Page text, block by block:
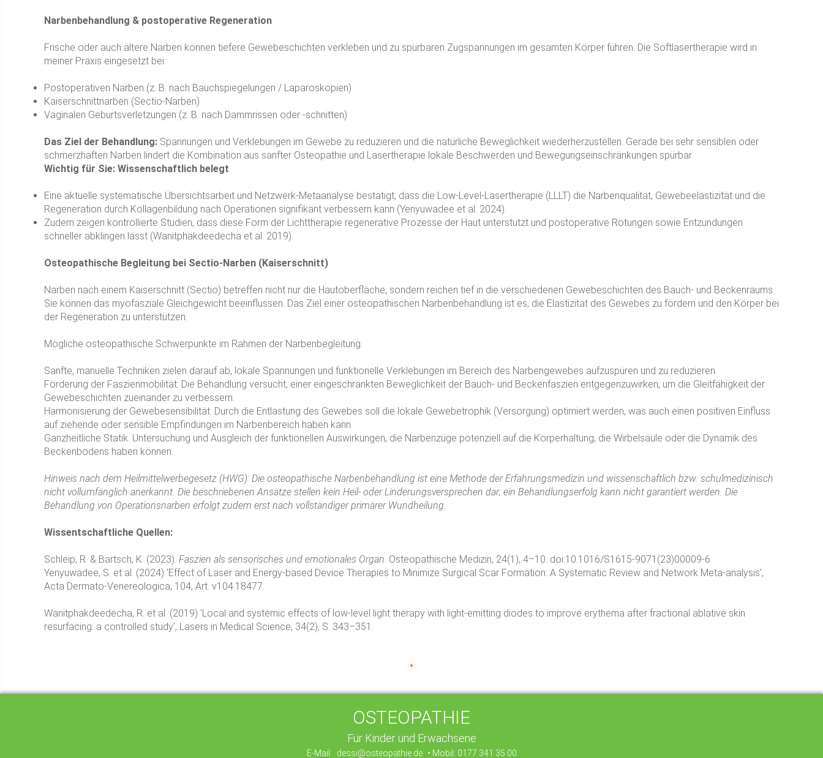
Narbenbehandlung & postoperative Regeneration
Frische oder auch ältere Narben können tiefere Gewebeschichten verkleben und zu spürbaren Zugspannungen im gesamten Körper führen. Die Softlasertherapie wird in
meiner Praxis eingesetzt bei:
Postoperativen Narben (z. B. nach Bauchspiegelungen / Laparoskopien)
Kaiserschnittnarben (Sectio-Narben)
Vaginalen Geburtsverletzungen (z. B. nach Dammrissen oder -schnitten)
Das Ziel der Behandlung: Spannungen und Verklebungen im Gewebe zu reduzieren und die natürliche Beweglichkeit wiederherzustellen. Gerade bei sehr sensiblen oder
schmerzhaften Narben lindert die Kombination aus sanfter Osteopathie und Lasertherapie lokale Beschwerden und Bewegungseinschränkungen spürbar.
Wichtig für Sie: Wissenschaftlich belegt
Eine aktuelle systematische Übersichtsarbeit und Netzwerk-Metaanalyse bestätigt, dass die Low-Level-Lasertherapie (LLLT) die Narbenqualität, Gewebeelastizität und die
Regeneration durch Kollagenbildung nach Operationen signifikant verbessern kann (Yenyuwadee et al. 2024).
Zudem zeigen kontrollierte Studien, dass diese Form der Lichttherapie regenerative Prozesse der Haut unterstützt und postoperative Rötungen sowie Entzündungen
schneller abklingen lässt (Wanitphakdeedecha et al. 2019).
Osteopathische Begleitung bei Sectio-Narben (Kaiserschnitt)
Narben nach einem Kaiserschnitt (Sectio) betreffen nicht nur die Hautoberfläche, sondern reichen tief in die verschiedenen Gewebeschichten des Bauch- und Beckenraums.
Sie können das myofasziale Gleichgewicht beeinflussen. Das Ziel einer osteopathischen Narbenbehandlung ist es, die Elastizität des Gewebes zu fördern und den Körper bei
der Regeneration zu unterstützen.
Mögliche osteopathische Schwerpunkte im Rahmen der Narbenbegleitung:
Sanfte, manuelle Techniken zielen darauf ab, lokale Spannungen und funktionelle Verklebungen im Bereich des Narbengewebes aufzuspüren und zu reduzieren.
Förderung der Faszienmobilität: Die Behandlung versucht, einer eingeschränkten Beweglichkeit der Bauch- und Beckenfaszien entgegenzuwirken, um die Gleitfähigkeit der
Gewebeschichten zueinander zu verbessern.
Harmonisierung der Gewebesensibilität: Durch die Entlastung des Gewebes soll die lokale Gewebetrophik (Versorgung) optimiert werden, was auch einen positiven Einfluss
auf ziehende oder sensible Empfindungen im Narbenbereich haben kann.
Ganzheitliche Statik: Untersuchung und Ausgleich der funktionellen Auswirkungen, die Narbenzüge potenziell auf die Körperhaltung, die Wirbelsäule oder die Dynamik des
Beckenbodens haben können.
Hinweis nach dem Heilmittelwerbegesetz (HWG): Die osteopathische Narbenbehandlung ist eine Methode der Erfahrungsmedizin und wissenschaftlich bzw. schulmedizinisch
nicht vollumfänglich anerkannt. Die beschriebenen Ansätze stellen kein Heil- oder Linderungsversprechen dar; ein Behandlungserfolg kann nicht garantiert werden. Die
Behandlung von Operationsnarben erfolgt zudem erst nach vollständiger primärer Wundheilung.
Wissentschaftliche Quellen:
Schleip, R. & Bartsch, K. (2023). Faszien als sensorisches und emotionales Organ. Osteopathische Medizin, 24(1), 4–10. doi:10.1016/S1615-9071(23)00009-6.
Yenyuwadee, S. et al. (2024) 'Effect of Laser and Energy-based Device Therapies to Minimize Surgical Scar Formation: A Systematic Review and Network Meta-analysis',
Acta Dermato-Venereologica, 104, Art. v104.18477.
Wanitphakdeedecha, R. et al. (2019) 'Local and systemic effects of low-level light therapy with light-emitting diodes to improve erythema after fractional ablative skin
resurfacing: a controlled study', Lasers in Medical Science, 34(2), S. 343–351.
OSTEOPATHIE
Für Kinder und Erwachsene
E-Mail: dessi@osteopathie.de • Mobil: 0177 341 35 00